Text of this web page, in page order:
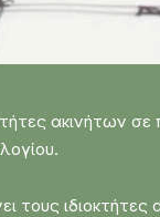
ακινήτων
τους ιδιοκτήτες